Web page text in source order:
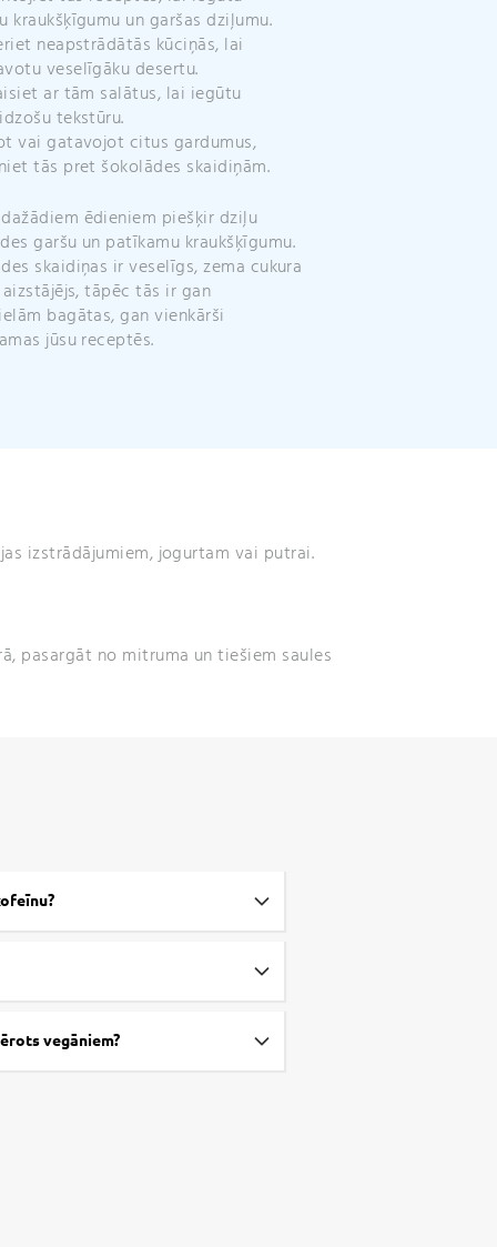
kraukšķīgumu un garšas dziļumu.
neapstrādātās kūciņās, lai
veselīgāku desertu.
ar tām salātus, lai iegūtu
tekstūru.
vai gatavojot citus gardumus,
tās pret šokolādes skaidiņām.
ēdieniem piešķir dziļu
garšu un patīkamu kraukšķīgumu.
skaidiņas ir veselīgs, zema cukura
tāpēc tās ir gan
bagātas, gan vienkārši
jūsu receptēs.
izstrādājumiem, jogurtam vai putrai.
pasargāt no mitruma un tiešiem saules
vegāniem?